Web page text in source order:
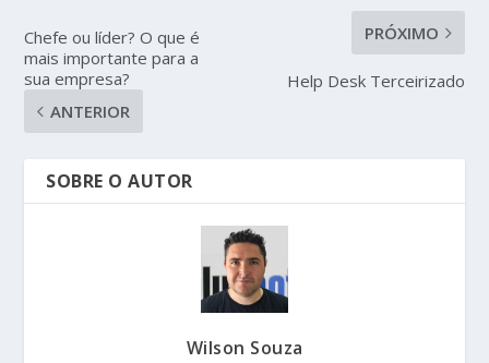
Chefe ou líder? O que é
mais importante para a
sua empresa?
ANTERIOR
PRÓXIMO
Help Desk Terceirizado
SOBRE O AUTOR
Wilson Souza